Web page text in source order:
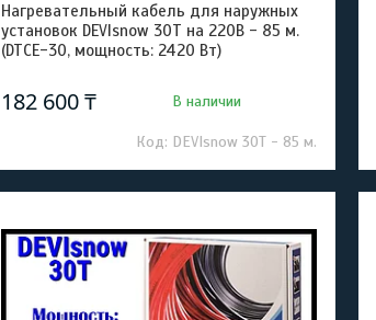
Нагревательный кабель для наружных
установок DEVIsnow 30T на 220В - 85 м.
(DTCE-30, мощность: 2420 Вт)
182 600 ₸ В наличии
DEVIsnow 30T - 85 м.